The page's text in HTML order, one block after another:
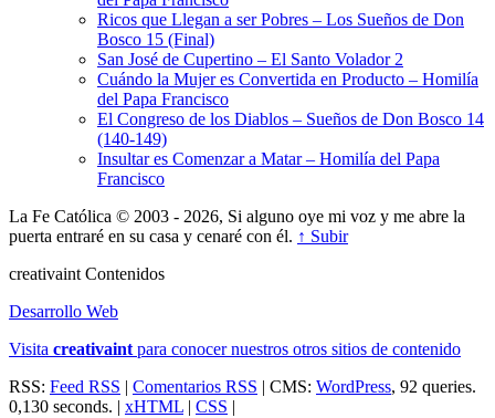
Ricos que Llegan a ser Pobres – Los Sueños de Don
Bosco 15 (Final)
San José de Cupertino – El Santo Volador 2
Cuándo la Mujer es Convertida en Producto – Homilía
del Papa Francisco
El Congreso de los Diablos – Sueños de Don Bosco 14
(140-149)
Insultar es Comenzar a Matar – Homilía del Papa
Francisco
La Fe Católica © 2003 - 2026, Si alguno oye mi voz y me abre la
puerta entraré en su casa y cenaré con él. ↑ Subir
creativaint Contenidos
Desarrollo Web
Visita creativaint para conocer nuestros otros sitios de contenido
RSS: Feed RSS | Comentarios RSS | CMS: WordPress, 92 queries.
0,130 seconds. | xHTML | CSS |